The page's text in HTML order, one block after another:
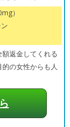
）
返金してくれる
の女性からも人